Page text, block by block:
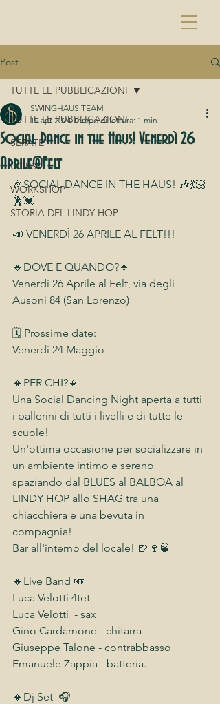
Post
TUTTE LE PUBBLICAZIONI
SERATE
CORSI
WORKSHOP
STORIA DEL LINDY HOP
TUTTE LE PUBBLICAZIONI
Social Dance in the Haus! Venerdì 26
Aprile@Felt
SWINGHAUS TEAM
19 apr 2024 Tempo di lettura: 1 min
🎉SOCIAL DANCE IN THE HAUS! 🎶💃🏻
🕺💓
📣 VENERDÌ 26 APRILE AL FELT!!!
🔹DOVE E QUANDO?🔹
Venerdì 26 Aprile al Felt, via degli
Ausoni 84 (San Lorenzo)
🗓 Prossime date:
Venerdì 24 Maggio
🔸PER CHI?🔸
Una Social Dancing Night aperta a tutti
i ballerini di tutti i livelli e di tutte le
scuole!
Un'ottima occasione per socializzare in
un ambiente intimo e sereno
spaziando dal BLUES al BALBOA al
LINDY HOP allo SHAG tra una
chiacchiera e una bevuta in
compagnia!
Bar all'interno del locale! 🍺🍷🥃
🔸Live Band 🎺
Luca Velotti 4tet
Luca Velotti  - sax
Gino Cardamone - chitarra
Giuseppe Talone - contrabbasso
Emanuele Zappia - batteria.
🔸Dj Set  🎧